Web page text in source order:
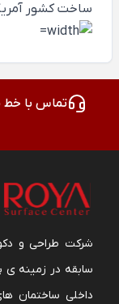
ساخت کشور
تماس با خط
شرکت طراحی و
سابقه در زمینه
داخلی ساختمان